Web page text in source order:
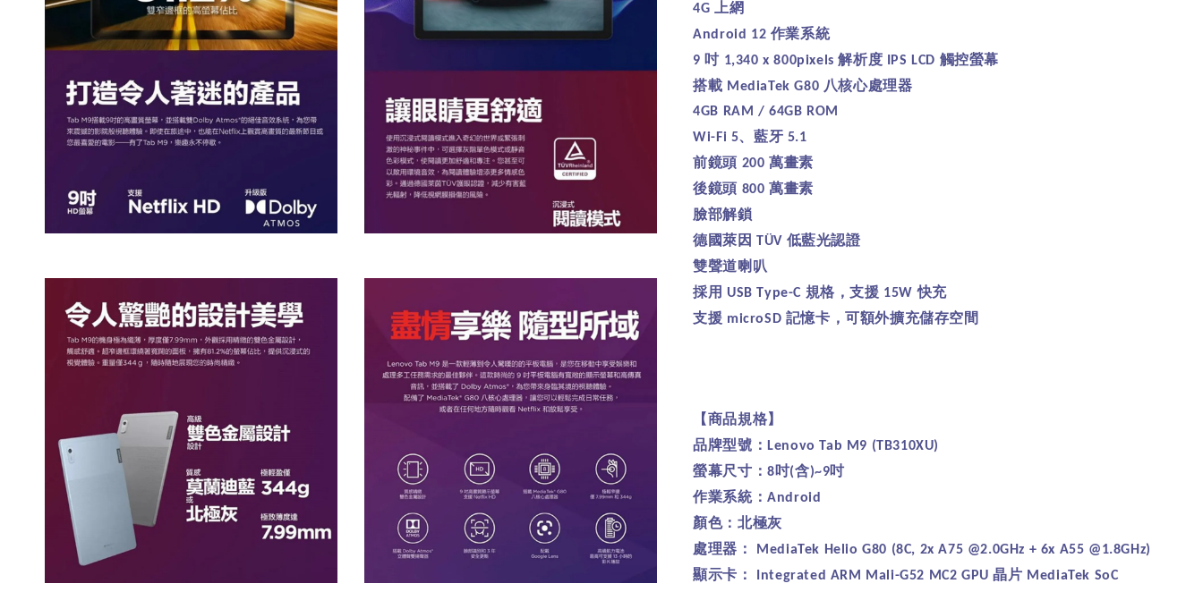
4G 上網
Android 12 作業系統
9吋 1,340 x 800pixels解析度 IPS LCD 觸控螢幕
搭載 MediaTek G80 八核心處理器
4GB RAM / 64GB ROM
Wi-Fi 5、藍牙 5.1
前鏡頭 200 萬畫素
後鏡頭 800 萬畫素
臉部解鎖
德國萊因 TÜV 低藍光認證
雙聲道喇叭
採用 USB Type-C 規格，支援 15W快充
支援 microSD 記憶卡，可額外擴充儲存空間
【商品規格】
品牌型號：Lenovo Tab M9 (TB310XU)
螢幕尺寸：8吋(含)~9吋
作業系統：Android
顏色：北極灰
處理器：
MediaTek Helio G80 (8C, 2x A75 @2.0GHz + 6x A55 @1.8GHz)
顯示卡： Integrated ARM Mali-G52 MC2 GPU晶片 MediaTek SoC